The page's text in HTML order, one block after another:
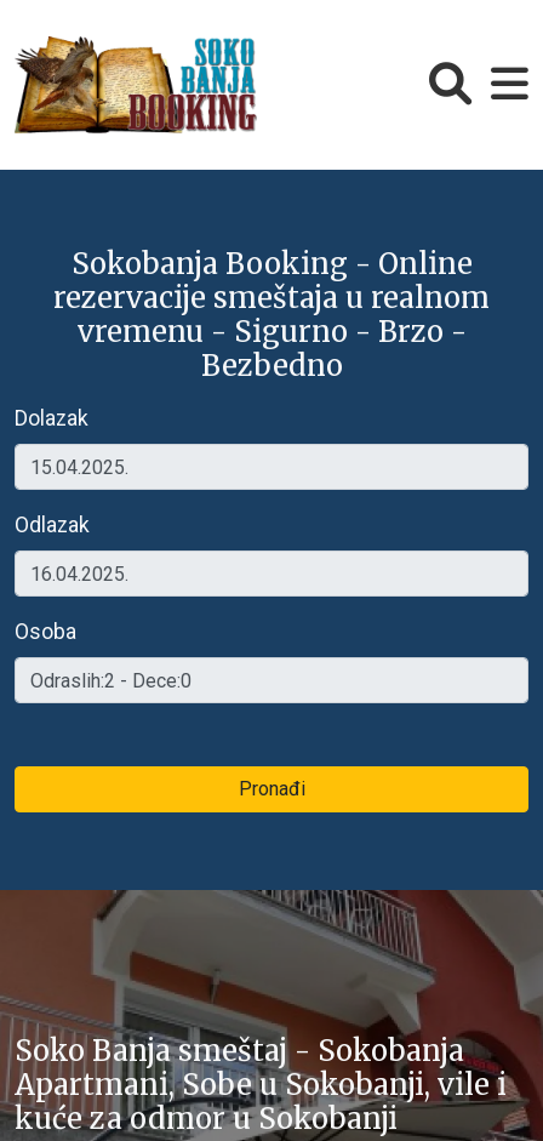
Sokobanja Booking - Online
rezervacije smeštaja u realnom
vremenu - Sigurno - Brzo -
Bezbedno
Dolazak
Odlazak
Osoba
Pronađi
Soko Banja smeštaj - Sokobanja
Apartmani, Sobe u Sokobanji, vile i
kuće za odmor u Sokobanji